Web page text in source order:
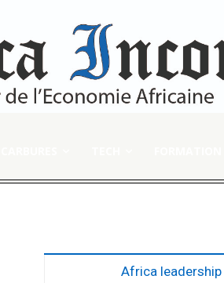
Africa leadership